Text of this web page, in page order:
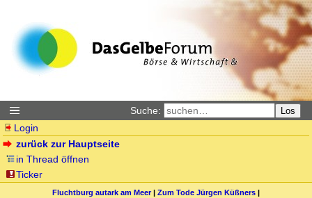
Suche: Los
Login
zurück zur Hauptseite
in Thread öffnen
Ticker
Fluchtburg autark am Meer| Zum Tode Jürgen Küßners |